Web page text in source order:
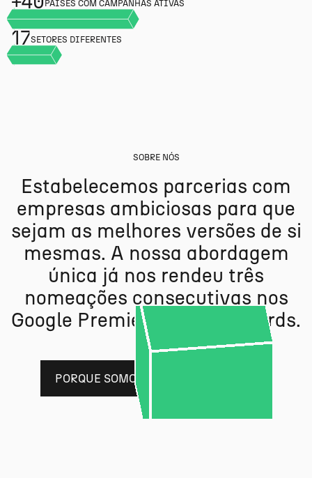
PAÍSES COM CAMPANHAS ATIVAS
17SETORES DIFERENTES
SOBRE NÓS
Estabelecemos parcerias com
empresas ambiciosas para que
sejam as melhores versões de si
mesmas. A nossa abordagem
única já nos rendeu três
nomeações consecutivas nos
Google Premier ards.
PORQUE SOMOS DIFERENTES